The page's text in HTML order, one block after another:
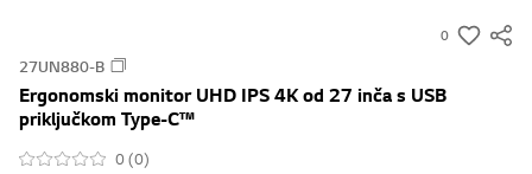
0
s
27UN880-B
Ergonomski monitor UHD IPS 4K od 27 inča s USB
priključkom Type-C™
0 (0)